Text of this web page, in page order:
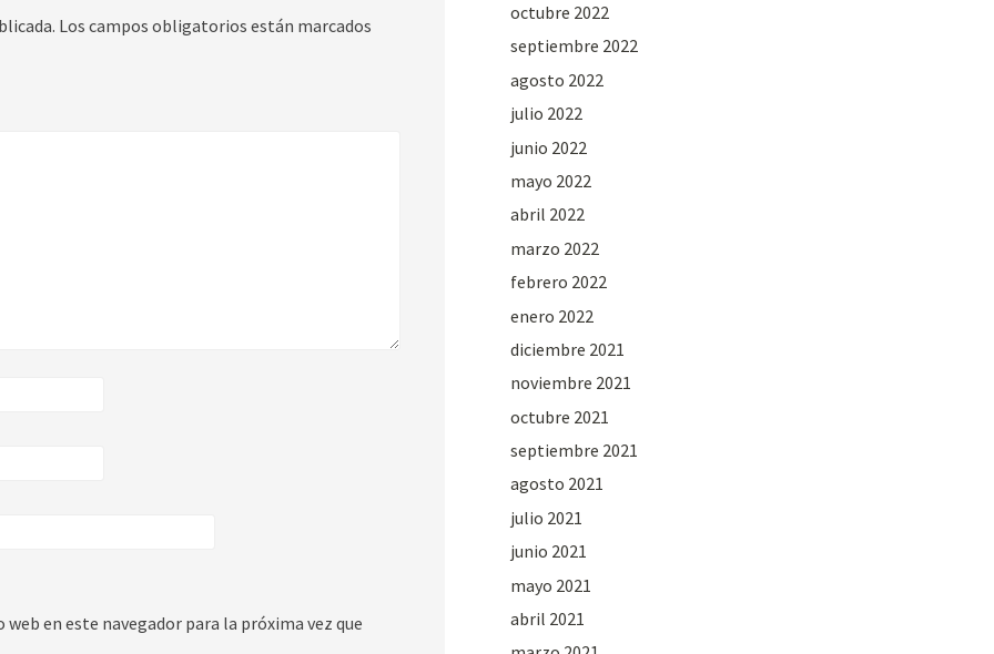
Los campos obligatorios están marcados
en este navegador para la próxima vez que
octubre 2022
septiembre 2022
agosto 2022
julio 2022
junio 2022
mayo 2022
abril 2022
marzo 2022
febrero 2022
enero 2022
diciembre 2021
noviembre 2021
octubre 2021
septiembre 2021
agosto 2021
julio 2021
junio 2021
mayo 2021
abril 2021